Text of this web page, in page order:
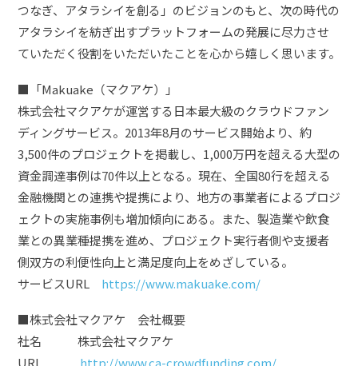
つなぎ、アタラシイを創る」のビジョンのもと、次の時代の
アタラシイを紡ぎ出すプラットフォームの発展に尽力させ
ていただく役割をいただいたことを心から嬉しく思います。
■「Makuake（マクアケ）」
株式会社マクアケが運営する日本最大級のクラウドファン
ディングサービス。2013年8月のサービス開始より、約
3,500件のプロジェクトを掲載し、1,000万円を超える大型の
資金調達事例は70件以上となる。現在、全国80行を超える
金融機関との連携や提携により、地方の事業者によるプロジ
ェクトの実施事例も増加傾向にある。また、製造業や飲食
業との異業種提携を進め、プロジェクト実行者側や支援者
側双方の利便性向上と満足度向上をめざしている。
サービスURL https://www.makuake.com/
■株式会社マクアケ 会社概要
社名 株式会社マクアケ
URL http://www.ca-crowdfunding.com/